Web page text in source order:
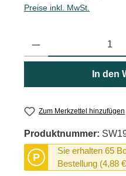
Preise inkl. MwSt.
Produkt Anzahl: Gib den
In den
Zum Merkzettel hinzufügen
Produktnummer:
P
Sie erhalten 65
Bestellung (4,88